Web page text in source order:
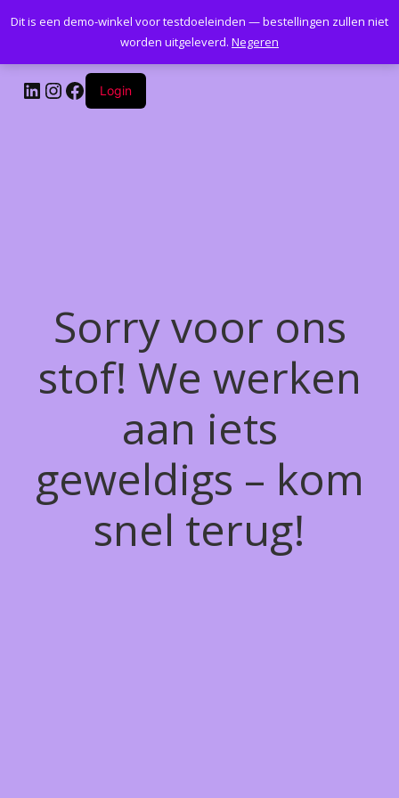
Kantoormeubelenplus.com
LinkedIn
Instagram
Facebook
Login
Sorry voor ons
stof! We werken
aan iets
geweldigs – kom
snel terug!
Dit is een demo-winkel voor testdoeleinden — bestellingen zullen niet
worden uitgeleverd. Negeren